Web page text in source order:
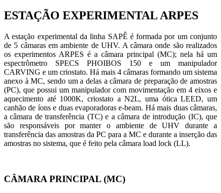
ESTAÇÃO EXPERIMENTAL ARPES
A estação experimental da linha SAPÊ é formada por um conjunto
de 5 câmaras em ambiente de UHV. A câmara onde são realizados
os experimentos ARPES é a câmara principal (MC); nela há um
espectrômetro SPECS PHOIBOS 150 e um manipulador
CARVING e um criostato. Há mais 4 câmaras formando um sistema
anexo à MC, sendo um a delas a câmara de preparação de amostras
(PC), que possui um manipulador com movimentação em 4 eixos e
aquecimento até 1000K, criostato a N2L, uma ótica LEED, um
canhão de íons e duas evaporadoras e-beam. Há mais duas câmaras,
a câmara de transferência (TC) e a câmara de introdução (IC), que
são responsáveis por manter o ambiente de UHV durante a
transferência das amostras da PC para a MC e durante a inserção das
amostras no sistema, que é feito pela câmara load lock (LL).
CÂMARA PRINCIPAL (MC)